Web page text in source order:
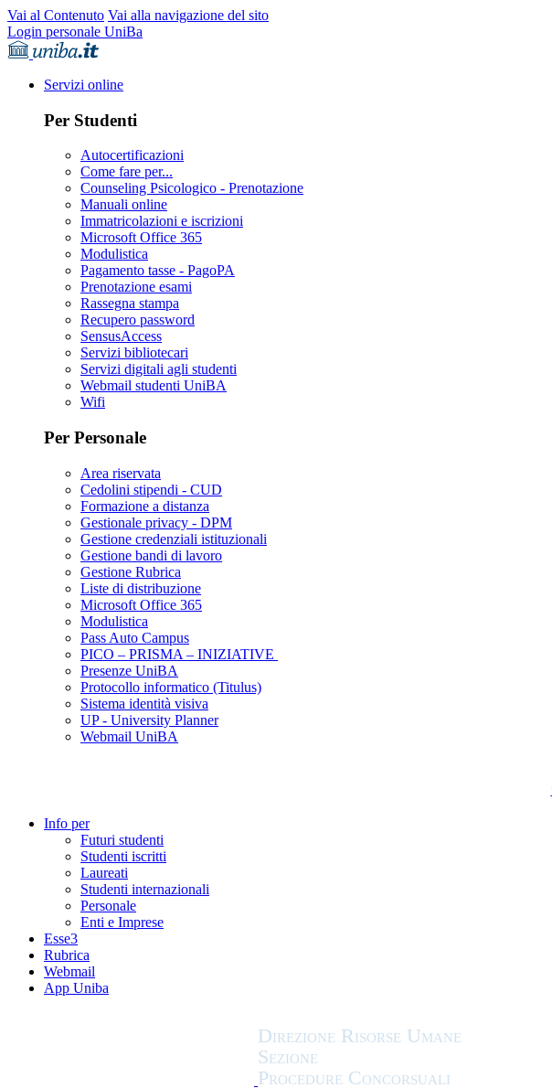
Vai al Contenuto Vai alla navigazione del sito
Login personale UniBa
Servizi online
Per Studenti
Autocertificazioni
Come fare per...
Counseling Psicologico - Prenotazione
Manuali online
Immatricolazioni e iscrizioni
Microsoft Office 365
Modulistica
Pagamento tasse - PagoPA
Prenotazione esami
Rassegna stampa
Recupero password
SensusAccess
Servizi bibliotecari
Servizi digitali agli studenti
Webmail studenti UniBA
Wifi
Per Personale
Area riservata
Cedolini stipendi - CUD
Formazione a distanza
Gestionale privacy - DPM
Gestione credenziali istituzionali
Gestione bandi di lavoro
Gestione Rubrica
Liste di distribuzione
Microsoft Office 365
Modulistica
Pass Auto Campus
PICO – PRISMA – INIZIATIVE
Presenze UniBA
Protocollo informatico (Titulus)
Sistema identità visiva
UP - University Planner
Webmail UniBA
Info per
Futuri studenti
Studenti iscritti
Laureati
Studenti internazionali
Personale
Enti e Imprese
Esse3
Rubrica
Webmail
App Uniba